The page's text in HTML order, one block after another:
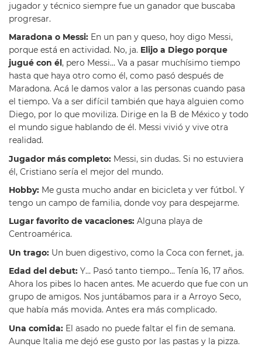
jugador y técnico siempre fue un ganador que buscaba
progresar.
Maradona o Messi: En un pan y queso, hoy digo Messi,
porque está en actividad. No, ja. Elijo a Diego porque
jugué con él , pero Messi… Va a pasar muchísimo tiempo
hasta que haya otro como él, como pasó después de
Maradona. Acá le damos valor a las personas cuando pasa
el tiempo. Va a ser difícil también que haya alguien como
Diego, por lo que moviliza. Dirige en la B de México y todo
el mundo sigue hablando de él. Messi vivió y vive otra
realidad.
Jugador más completo: Messi, sin dudas. Si no estuviera
él, Cristiano sería el mejor del mundo.
Hobby: Me gusta mucho andar en bicicleta y ver fútbol. Y
tengo un campo de familia, donde voy para despejarme.
Lugar favorito de vacaciones: Alguna playa de
Centroamérica.
Un trago: Un buen digestivo, como la Coca con fernet, ja.
Edad del debut: Y… Pasó tanto tiempo… Tenía 16, 17 años.
Ahora los pibes lo hacen antes. Me acuerdo que fue con un
grupo de amigos. Nos juntábamos para ir a Arroyo Seco,
que había más movida. Antes era más complicado.
Una comida: El asado no puede faltar el fin de semana.
Aunque Italia me dejó ese gusto por las pastas y la pizza.